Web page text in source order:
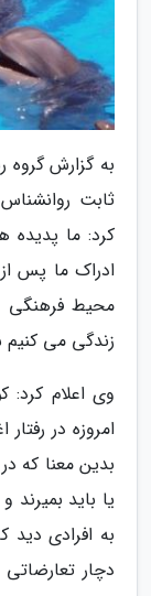
به گزارش گروه
ثابت
کرد: ما پدیده
ادراک ما پس از
محیط فرهنگی
زندگی می
وی اعلام کرد:
امروزه در
بدین معنا که
یا باید بمیرند
به افرادی دید
دچار